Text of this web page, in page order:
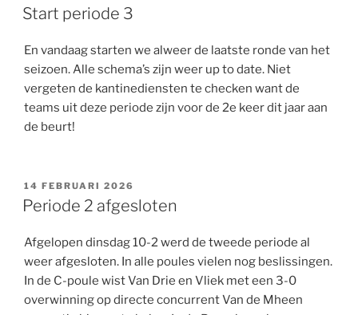
OP
Start periode 3
En vandaag starten we alweer de laatste ronde van het
seizoen. Alle schema’s zijn weer up to date. Niet
vergeten de kantinediensten te checken want de
teams uit deze periode zijn voor de 2e keer dit jaar aan
de beurt!
GEPLAATST
OP
14 FEBRUARI 2026
Periode 2 afgesloten
Afgelopen dinsdag 10-2 werd de tweede periode al
weer afgesloten. In alle poules vielen nog beslissingen.
In de C-poule wist Van Drie en Vliek met een 3-0
overwinning op directe concurrent Van de Mheen